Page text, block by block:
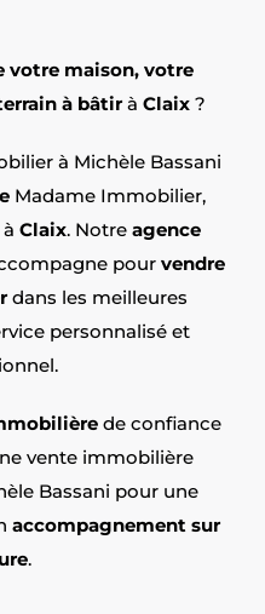
votre maison, votre
à bâtirà Claix?
à Michèle Bassani
Madame Immobilier,
Claix. Notre agence
pour vendre
dans les meilleures
personnalisé et
de confiance
vente immobilière
Bassani pour une
accompagnement sur
.